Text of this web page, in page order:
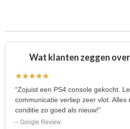
Wat klanten zeggen over
★★★★★
“Zojuist een PS4 console gekocht.
communicatie verliep zeer vlot. Alles
conditie zo goed als nieuw!”
– Google Review